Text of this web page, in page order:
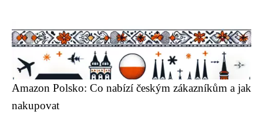
Amazon Polsko: Co nabízí českým zákazníkům a jak
nakupovat